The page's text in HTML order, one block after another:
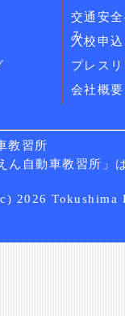
交通安
み
入校申込
プレス
会社概要
ん自動車教習所
2026